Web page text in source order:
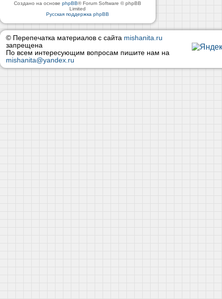
Создано на основеphpBB® Forum Software © phpBB
Limited
Русская поддержка phpBB
© Перепечатка материалов с сайта mishanita.ru
запрещена
По всем интересующим вопросам пишите нам на
mishanita@yandex.ru